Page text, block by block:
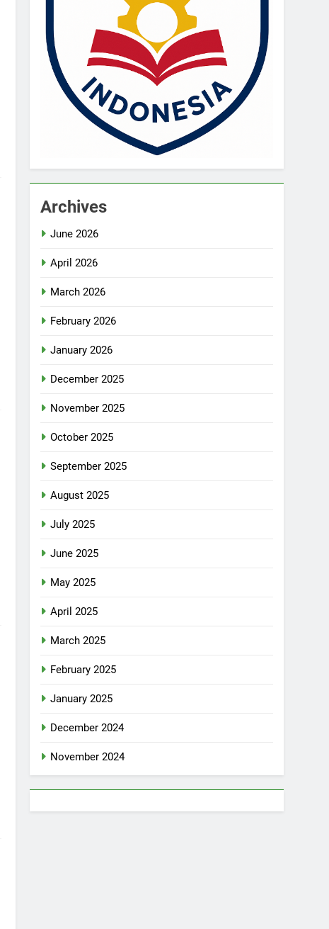
Archives
June 2026
April 2026
March 2026
February 2026
January 2026
December 2025
November 2025
October 2025
September 2025
August 2025
July 2025
June 2025
May 2025
April 2025
March 2025
February 2025
January 2025
December 2024
November 2024